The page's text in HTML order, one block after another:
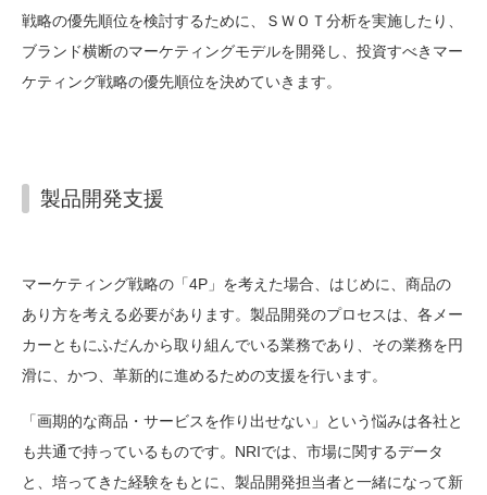
戦略の優先順位を検討するために、ＳＷＯＴ分析を実施したり、
ブランド横断のマーケティングモデルを開発し、投資すべきマー
ケティング戦略の優先順位を決めていきます。
製品開発支援
マーケティング戦略の「4P」を考えた場合、はじめに、商品の
あり方を考える必要があります。製品開発のプロセスは、各メー
カーともにふだんから取り組んでいる業務であり、その業務を円
滑に、かつ、革新的に進めるための支援を行います。
「画期的な商品・サービスを作り出せない」という悩みは各社と
も共通で持っているものです。NRIでは、市場に関するデータ
と、培ってきた経験をもとに、製品開発担当者と一緒になって新